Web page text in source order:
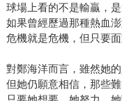
球場上看的不是輸贏，是
如果曾經歷過那種熱血
危機就是危機，但只要
對鄭海洋而言，雖然她
但她仍願意相信，那些